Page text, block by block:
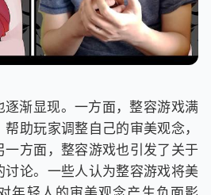
逐渐显现。一方面，整容游戏满
助玩家调整自己的审美观念，
方面，整容游戏也引发了关于
论。一些人认为整容游戏将美